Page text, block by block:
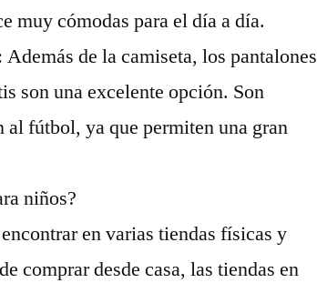
muy cómodas para el día a día.
de la camiseta, los pantalones
son una excelente opción. Son
al fútbol, ya que permiten una gran
niños?
en varias tiendas físicas y
comprar desde casa, las tiendas en